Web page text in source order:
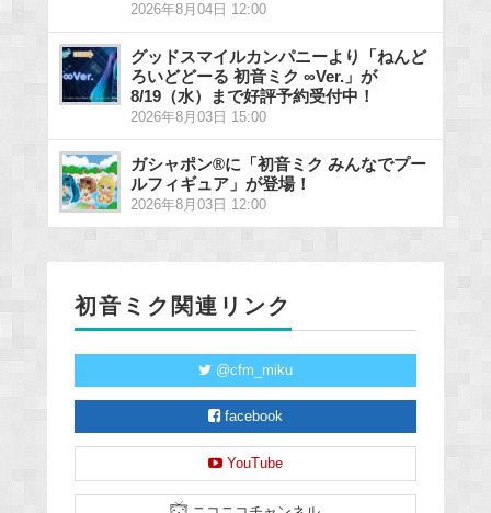
2026年8月04日 12:00
グッドスマイルカンパニーより「ねんど
ろいどどーる 初音ミク ∞Ver.」が
8/19（水）まで好評予約受付中！
2026年8月03日 15:00
ガシャポン®に「初音ミク みんなでプー
ルフィギュア」が登場！
2026年8月03日 12:00
初音ミク関連リンク
@cfm_miku
facebook
YouTube